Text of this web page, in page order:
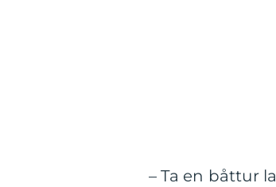
– Ta en båttur